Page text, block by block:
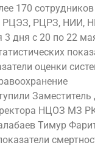
170
РЦРЗ, НИИ,
дня с 20 по 22
оценки
НЦОЗ МЗ
Тимур